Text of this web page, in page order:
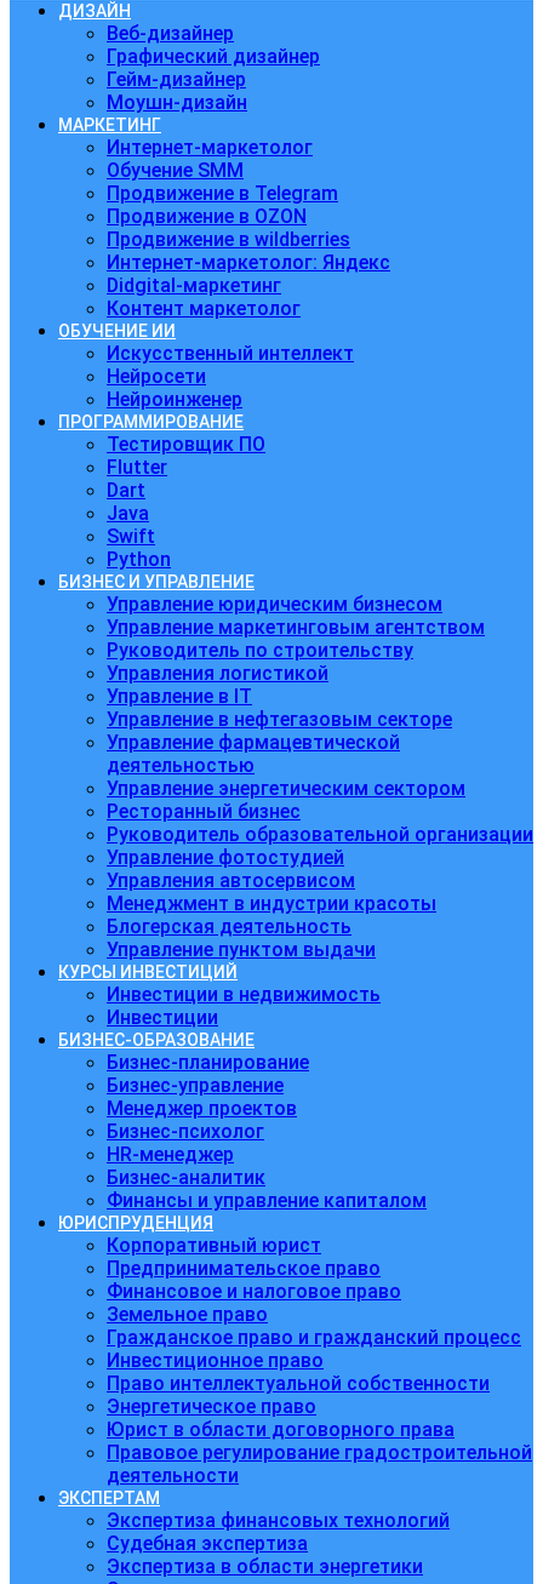
ДИЗАЙН
Веб-дизайнер
Графический дизайнер
Гейм-дизайнер
Моушн-дизайн
МАРКЕТИНГ
Интернет-маркетолог
Обучение SMM
Продвижение в Telegram
Продвижение в OZON
Продвижение в wildberries
Интернет-маркетолог: Яндекс
Didgital-маркетинг
Контент маркетолог
ОБУЧЕНИЕ ИИ
Искусственный интеллект
Нейросети
Нейроинженер
ПРОГРАММИРОВАНИЕ
Тестировщик ПО
Flutter
Dart
Java
Swift
Python
БИЗНЕС И УПРАВЛЕНИЕ
Управление юридическим бизнесом
Управление маркетинговым агентством
Руководитель по строительству
Управления логистикой
Управление в IT
Управление в нефтегазовым секторе
Управление фармацевтической
деятельностью
Управление энергетическим сектором
Ресторанный бизнес
Руководитель образовательной организации
Управление фотостудией
Управления автосервисом
Менеджмент в индустрии красоты
Блогерская деятельность
Управление пунктом выдачи
КУРСЫ ИНВЕСТИЦИЙ
Инвестиции в недвижимость
Инвестиции
БИЗНЕС-ОБРАЗОВАНИЕ
Бизнес-планирование
Бизнес-управление
Менеджер проектов
Бизнес-психолог
HR-менеджер
Бизнес-аналитик
Финансы и управление капиталом
ЮРИСПРУДЕНЦИЯ
Корпоративный юрист
Предпринимательское право
Финансовое и налоговое право
Земельное право
Гражданское право и гражданский процесс
Инвестиционное право
Право интеллектуальной собственности
Энергетическое право
Юрист в области договорного права
Правовое регулирование градостроительной
деятельности
ЭКСПЕРТАМ
Экспертиза финансовых технологий
Судебная экспертиза
Экспертиза в области энергетики